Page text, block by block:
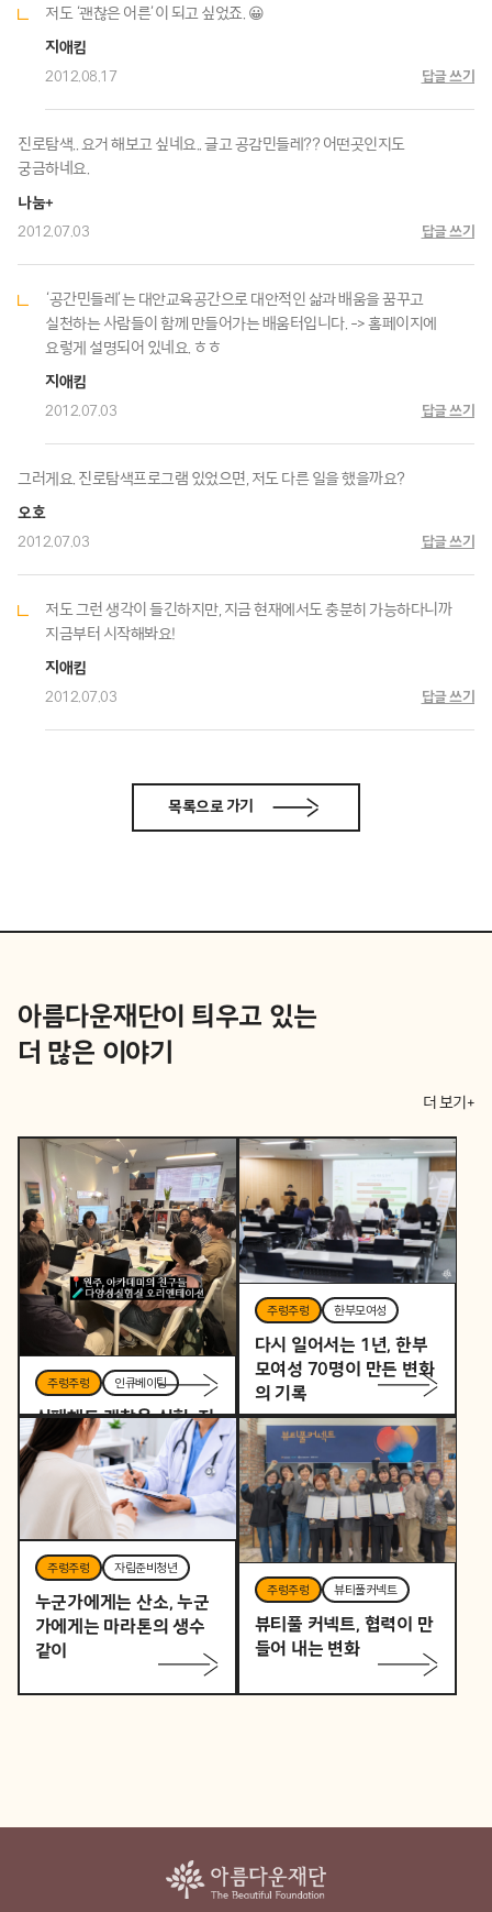
저도 ‘괜찮은 어른’이 되고 싶었죠. 😀
지애킴
2012.08.17 답글 쓰기
진로탐색.. 요거 해보고 싶네요.. 글고 공감민들레?? 어떤곳인지도
궁금하네요.
나눔+
2012.07.03 답글 쓰기
‘공간민들레’는 대안교육공간으로 대안적인 삶과 배움을 꿈꾸고
실천하는 사람들이 함께 만들어가는 배움터입니다. -> 홈페이지에
요렇게 설명되어 있네요. ㅎㅎ
지애킴
2012.07.03 답글 쓰기
그러게요. 진로탐색프로그램 있었으면, 저도 다른 일을 했을까요?
오호
2012.07.03 답글 쓰기
저도 그런 생각이 들긴하지만, 지금 현재에서도 충분히 가능하다니까
지금부터 시작해봐요!
지애킴
2012.07.03 답글 쓰기
목록으로 가기
아름다운재단이 틔우고 있는
더 많은 이야기
더 보기+
주렁주렁 인큐베이팅
실패해도 괜찮은 실험, 지
역을 바꾸는 작은 시작
주렁주렁 한부모여성
다시 일어서는 1년, 한부
모여성 70명이 만든 변화
의 기록
주렁주렁 자립준비청년
누군가에게는 산소, 누군
가에게는 마라톤의 생수
같이
주렁주렁 뷰티풀커넥트
뷰티풀 커넥트, 협력이 만
들어 내는 변화